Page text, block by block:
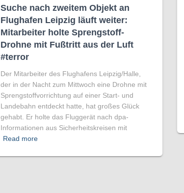
Suche nach zweitem Objekt an
Flughafen Leipzig läuft weiter:
Mitarbeiter holte Sprengstoff-
Drohne mit Fußtritt aus der Luft
#terror
Der Mitarbeiter des Flughafens Leipzig/Halle,
der in der Nacht zum Mittwoch eine Drohne mit
Sprengstoffvorrichtung auf einer Start- und
Landebahn entdeckt hatte, hat großes Glück
gehabt. Er holte das Fluggerät nach dpa-
Informationen aus Sicherheitskreisen mit
Read more